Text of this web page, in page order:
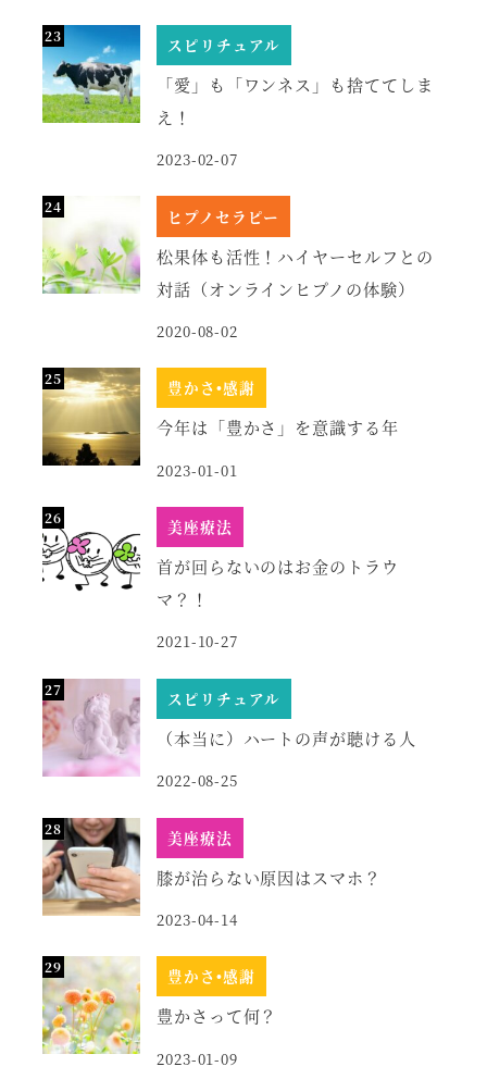
スピリチュアル
「愛」も「ワンネス」も捨ててしま
え！
2023-02-07
ヒプノセラピー
松果体も活性！ハイヤーセルフとの
対話（オンラインヒプノの体験）
2020-08-02
豊かさ•感謝
今年は「豊かさ」を意識する年
2023-01-01
美座療法
首が回らないのはお金のトラウ
マ？！
2021-10-27
スピリチュアル
（本当に）ハートの声が聴ける人
2022-08-25
美座療法
膝が治らない原因はスマホ？
2023-04-14
豊かさ•感謝
豊かさって何？
2023-01-09